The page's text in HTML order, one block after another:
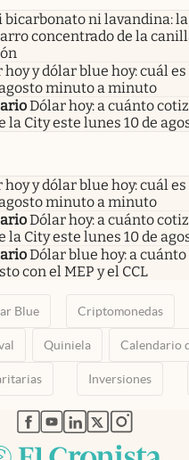
bicarbonato ni lavandina:
concentrado de la
hoy y dólar blue hoy: cuál
minuto a minuto
Dólar hoy: a cuánto
la City este lunes 10 de
hoy y dólar blue hoy: cuál
minuto a minuto
Dólar hoy: a cuánto
la City este lunes 10 de
Dólar blue hoy: a
con el MEP y el CCL
Blue Criptomonedas
Quiniela Calendario
Inversiones
abre en nueva pestaña
abre en nueva
abre en nueva
abre enabre en